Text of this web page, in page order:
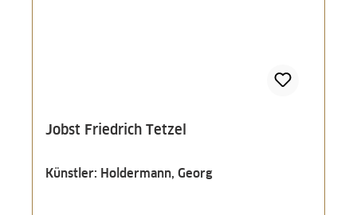
Jobst Friedrich Tetzel
Künstler: Holdermann, Georg